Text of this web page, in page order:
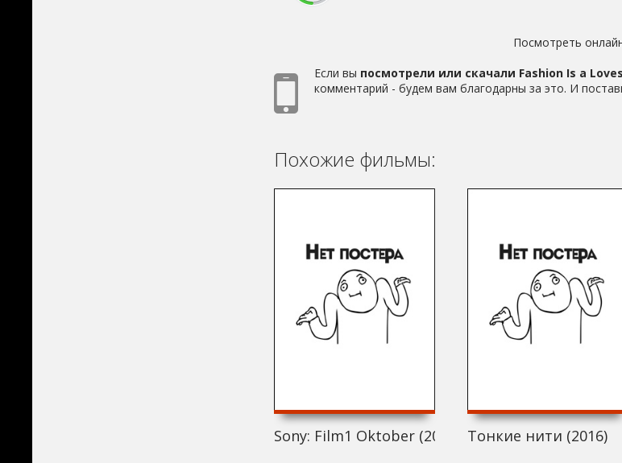
Посмотреть
Если вы посмотрели или скачали Fashion Is a
комментарий - будем вам благодарны за это. И
Похожие фильмы:
Sony: Film1 Oktober (2016) Тонкие нити (2016)